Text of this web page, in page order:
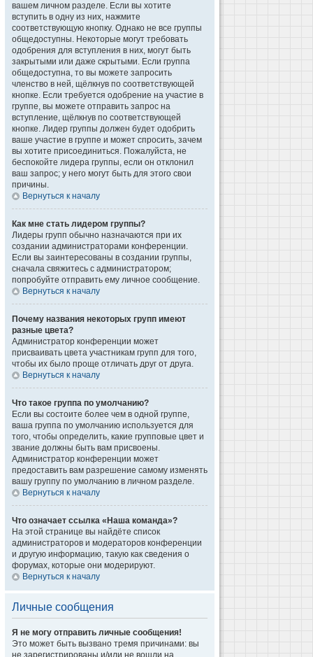
вашем личном разделе. Если вы хотите
вступить в одну из них, нажмите
соответствующую кнопку. Однако не все группы
общедоступны. Некоторые могут требовать
одобрения для вступления в них, могут быть
закрытыми или даже скрытыми. Если группа
общедоступна, то вы можете запросить
членство в ней, щёлкнув по соответствующей
кнопке. Если требуется одобрение на участие в
группе, вы можете отправить запрос на
вступление, щёлкнув по соответствующей
кнопке. Лидер группы должен будет одобрить
ваше участие в группе и может спросить, зачем
вы хотите присоединиться. Пожалуйста, не
беспокойте лидера группы, если он отклонил
ваш запрос; у него могут быть для этого свои
причины.
Вернуться к началу
Как мне стать лидером группы?
Лидеры групп обычно назначаются при их
создании администраторами конференции.
Если вы заинтересованы в создании группы,
сначала свяжитесь с администратором;
попробуйте отправить ему личное сообщение.
Вернуться к началу
Почему названия некоторых групп имеют
разные цвета?
Администратор конференции может
присваивать цвета участникам групп для того,
чтобы их было проще отличать друг от друга.
Вернуться к началу
Что такое группа по умолчанию?
Если вы состоите более чем в одной группе,
ваша группа по умолчанию используется для
того, чтобы определить, какие групповые цвет и
звание должны быть вам присвоены.
Администратор конференции может
предоставить вам разрешение самому изменять
вашу группу по умолчанию в личном разделе.
Вернуться к началу
Что означает ссылка «Наша команда»?
На этой странице вы найдёте список
администраторов и модераторов конференции
и другую информацию, такую как сведения о
форумах, которые они модерируют.
Вернуться к началу
Личные сообщения
Я не могу отправить личные сообщения!
Это может быть вызвано тремя причинами: вы
не зарегистрированы и/или не вошли на